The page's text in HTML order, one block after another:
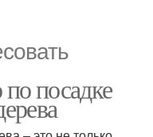
посадке